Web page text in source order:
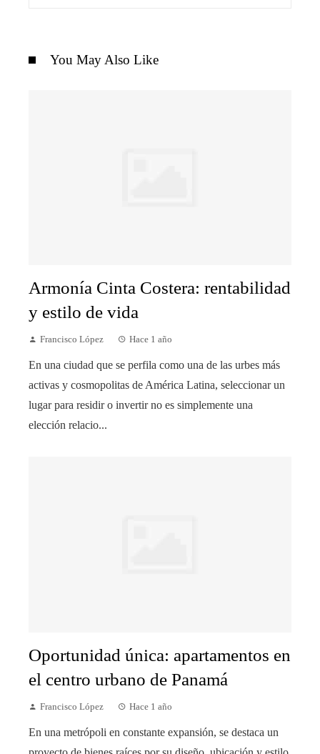
You May Also Like
Armonía Cinta Costera: rentabilidad
y estilo de vida
Francisco López Hace 1 año
En una ciudad que se perfila como una de las urbes más
activas y cosmopolitas de América Latina, seleccionar un
lugar para residir o invertir no es simplemente una
elección relacio...
Oportunidad única: apartamentos en
el centro urbano de Panamá
Francisco López Hace 1 año
En una metrópoli en constante expansión, se destaca un